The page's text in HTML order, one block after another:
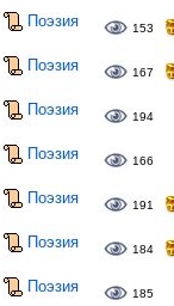
Поэзия 153
Поэзия 167
Поэзия 194
Поэзия 166
Поэзия 191
Поэзия 184
Поэзия 185